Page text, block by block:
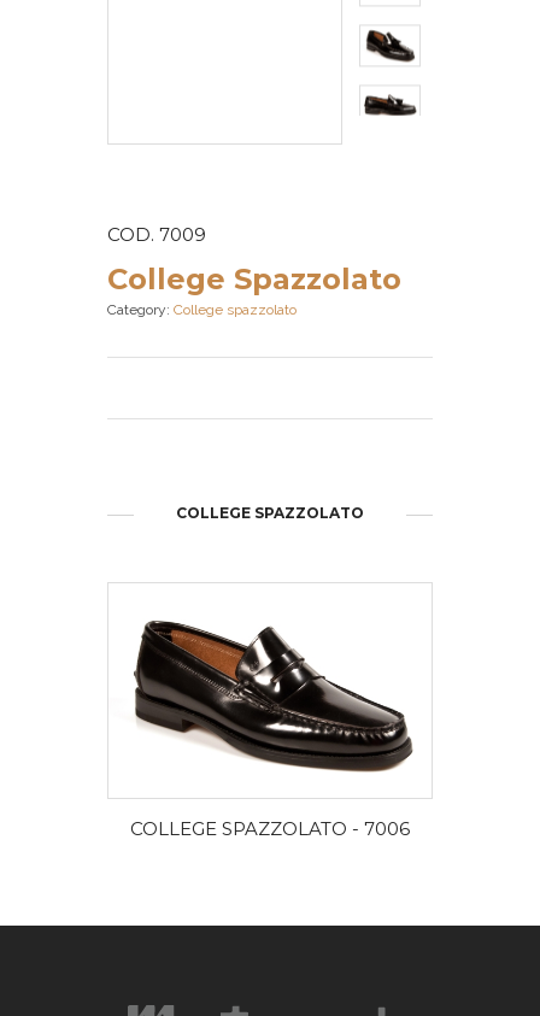
COD. 7009
College Spazzolato
Category: College spazzolato
COLLEGE SPAZZOLATO
DISCOVER MORE
COLLEGE SPAZZOLATO - 7006